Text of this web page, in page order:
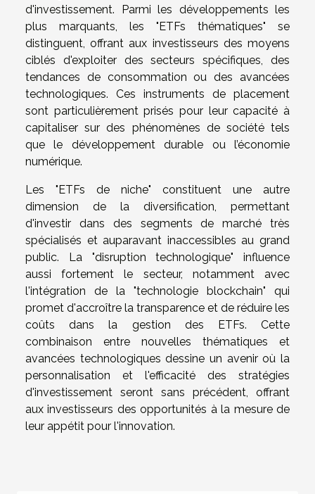
d'investissement. Parmi les développements les
plus marquants, les "ETFs thématiques" se
distinguent, offrant aux investisseurs des moyens
ciblés d'exploiter des secteurs spécifiques, des
tendances de consommation ou des avancées
technologiques. Ces instruments de placement
sont particulièrement prisés pour leur capacité à
capitaliser sur des phénomènes de société tels
que le développement durable ou l’économie
numérique.
Les "ETFs de niche" constituent une autre
dimension de la diversification, permettant
d'investir dans des segments de marché très
spécialisés et auparavant inaccessibles au grand
public. La "disruption technologique" influence
aussi fortement le secteur, notamment avec
l'intégration de la "technologie blockchain" qui
promet d'accroître la transparence et de réduire les
coûts dans la gestion des ETFs. Cette
combinaison entre nouvelles thématiques et
avancées technologiques dessine un avenir où la
personnalisation et l'efficacité des stratégies
d'investissement seront sans précédent, offrant
aux investisseurs des opportunités à la mesure de
leur appétit pour l'innovation.